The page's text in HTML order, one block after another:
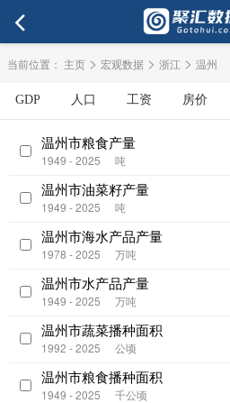
当前位置： 主页 > 宏观数据 > 浙江 > 温州
GDP 人口 工资 房价
温州市粮食产量
1949 - 2025 吨
温州市油菜籽产量
1949 - 2025 吨
温州市海水产品产量
1978 - 2025 万吨
温州市水产品产量
1949 - 2025 万吨
温州市蔬菜播种面积
1992 - 2025 公顷
温州市粮食播种面积
1949 - 2025 千公顷